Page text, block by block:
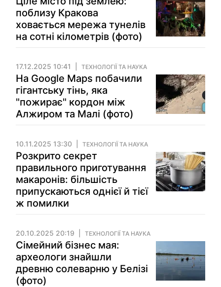
поблизу Кракова
ховається мережа тунелів
на сотні кілометрів (фото)
17.12.2025 10:41 ТЕХНОЛОГІЇ ТА НАУКА
На Google Maps побачили
гігантську тінь, яка
"пожирає" кордон між
Алжиром та Малі (фото)
10.11.2025 13:30 ТЕХНОЛОГІЇ ТА НАУКА
Розкрито секрет
правильного приготування
макаронів: більшість
припускаються однієї й тієї
ж помилки
20.10.2025 20:19 ТЕХНОЛОГІЇ ТА НАУКА
Сімейний бізнес мая:
археологи знайшли
древню солеварню у Белізі
(фото)